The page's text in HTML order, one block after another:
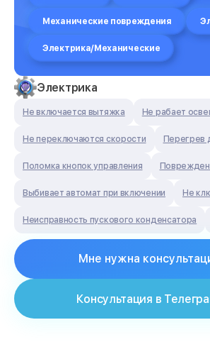
Механические повреждения
Электрика/Механические
Электрика
Не включается вытяжка Не рабает
Не переключаются скорости Перегрев
Поломка кнопок управления
Выбивает автомат при включении Не
Неисправность пускового конденсатора
Мне нужна
Консультация в